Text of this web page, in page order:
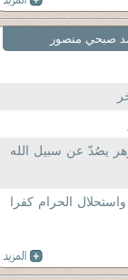
صبحي منصور
يصُدّ عن سبيل الله
واستحلال الحرام كفرا